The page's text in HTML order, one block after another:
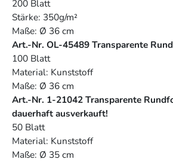
200 Blatt
Stärke: 350g/m²
Maße: Ø 36 cm
Art.-Nr. OL-45489 Transparente
100 Blatt
Material: Kunststoff
Maße: Ø 36 cm
Art.-Nr. 1-21042 Transparente
dauerhaft ausverkauft!
50 Blatt
Material: Kunststoff
Maße: Ø 35 cm